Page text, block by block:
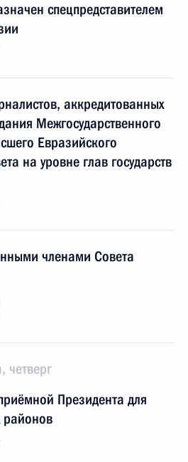
спецпредставителем
аккредитованных
Межгосударственного
Евразийского
на уровне глав государств
членами Совета
четверг
Президента для
районов